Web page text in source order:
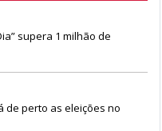
supera 1 milhão de
de perto as eleições no